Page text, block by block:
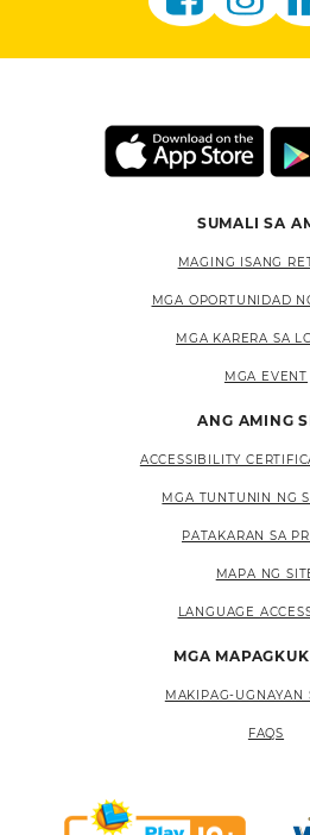
SUMALI SA
MAGING ISANG
MGA OPORTUNIDAD
MGA KARERA SA
MGA EVENT
ANG AMING
ACCESSIBILITY
MGA TUNTUNIN NG
PATAKARAN SA
MAPA NG
LANGUAGE
MGA
MAKIPAG-UGNAYAN
FAQS